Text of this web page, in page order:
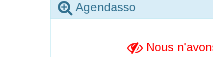
Agendasso
Nous